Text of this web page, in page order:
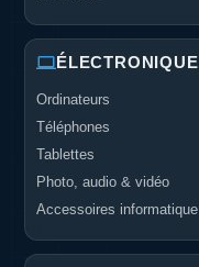
ÉLECTRONIQUE
Ordinateurs
Téléphones
Tablettes
Photo, audio & vidéo
Accessoires informatique